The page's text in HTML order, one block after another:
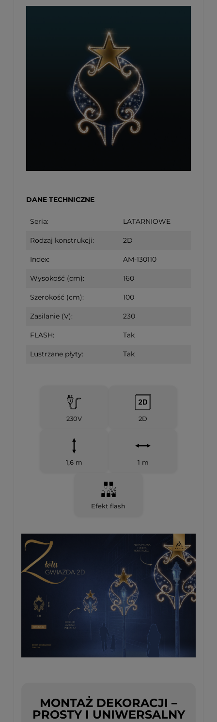
DANE TECHNICZNE
Seria: LATARNIOWE
Rodzaj konstrukcji: 2D
Index: AM-130110
Wysokość (cm): 160
Szerokość (cm): 100
Zasilanie (V): 230
FLASH: Tak
Lustrzane płyty: Tak
230V 2D
1,6 m 1 m
Efekt flash
MONTAŻ DEKORACJI –
PROSTY I UNIWERSALNY